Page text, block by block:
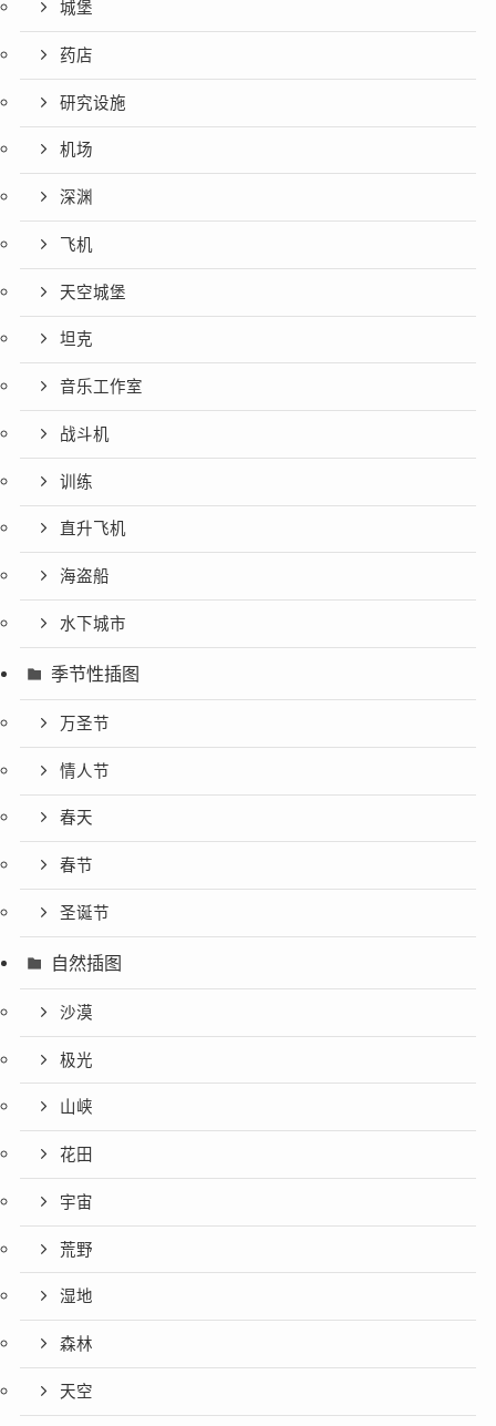
城堡
药店
研究设施
机场
深渊
飞机
天空城堡
坦克
音乐工作室
战斗机
训练
直升飞机
海盗船
水下城市
季节性插图
万圣节
情人节
春天
春节
圣诞节
自然插图
沙漠
极光
山峡
花田
宇宙
荒野
湿地
森林
天空